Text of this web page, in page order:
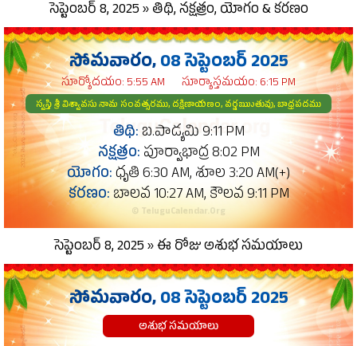
సెప్టెంబర్ 8, 2025 » తిథి, నక్షత్రం, యోగం & కరణం
సోమవారం,08 సెప్టెంబర్ 2025
సూర్యోదయం: 5:55 AM సూర్యాస్తమయం: 6:15 PM
స్వస్తి శ్రీ విశ్వావసు నామ సంవత్సరము, దక్షిణాయణం, వర్షఋుతువు, బాధ్రపదము
తిథి: బ.పాడ్యమి 9:11 PM
నక్షత్రం: పూర్వాభాద్ర 8:02 PM
యోగం:ధృతి 6:30 AM, శూల 3:20 AM(+)
కరణం:బాలవ 10:27 AM, కౌలవ 9:11 PM
© TeluguCalendar.Org
సెప్టెంబర్ 8, 2025 » ఈ రోజు అశుభ సమయాలు
సోమవారం,08 సెప్టెంబర్ 2025
అశుభ సమయాలు